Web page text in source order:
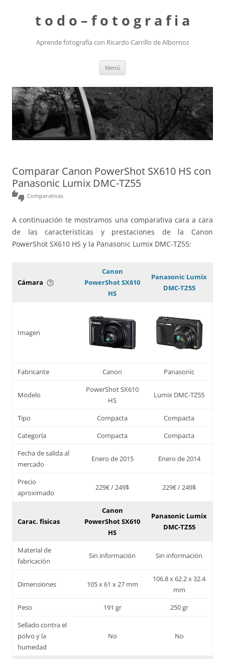
t o d o – f o t o g r a f i a
Aprende fotografía con Ricardo Carrillo de Albornoz
Menú
Comparar Canon PowerShot SX610 HS con
Panasonic Lumix DMC-TZ55
thumbs_up_down Comparativas
A continuación te mostramos una comparativa cara a cara
de las características y prestaciones de la Canon
PowerShot SX610 HS y la Panasonic Lumix DMC-TZ55:
Cámara help_outline
Canon
PowerShot SX610
HS
Panasonic Lumix
DMC-TZ55
Imagen
Fabricante Canon Panasonic
Modelo
PowerShot SX610
HS
Lumix DMC-TZ55
Tipo Compacta
Compacta
Categoría
Compacta
Compacta
Fecha de salida al
mercado
Enero de 2015 Enero de 2014
Precio
aproximado
229€ / 249$ 229€ / 249$
Carac. físicas
Canon
PowerShot SX610
HS
Panasonic Lumix
DMC-TZ55
Material de
fabricación
Sin información Sin información
Dimensiones 105 x 61 x 27 mm
106.8 x 62.2 x 32.4
mm
Peso
191 gr
250 gr
Sellado contra el
polvo y la
humedad
No No